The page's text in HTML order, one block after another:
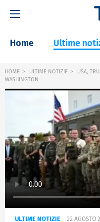
Home Ultime
HOME ULTIME NOTIZIE
USA,
WASHINGTON
ULTIME NOTIZIE 22 AGOSTO